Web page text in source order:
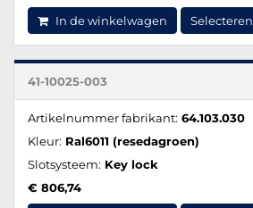
In de winkelwagen Selecteren
41-10025-003
Artikelnummer fabrikant: 64.103.030
Kleur: Ral6011 (resedagroen)
Slotsysteem: Key lock
€ 806,74